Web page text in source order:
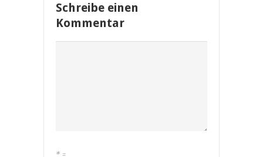
Schreibe einen
Kommentar
* =